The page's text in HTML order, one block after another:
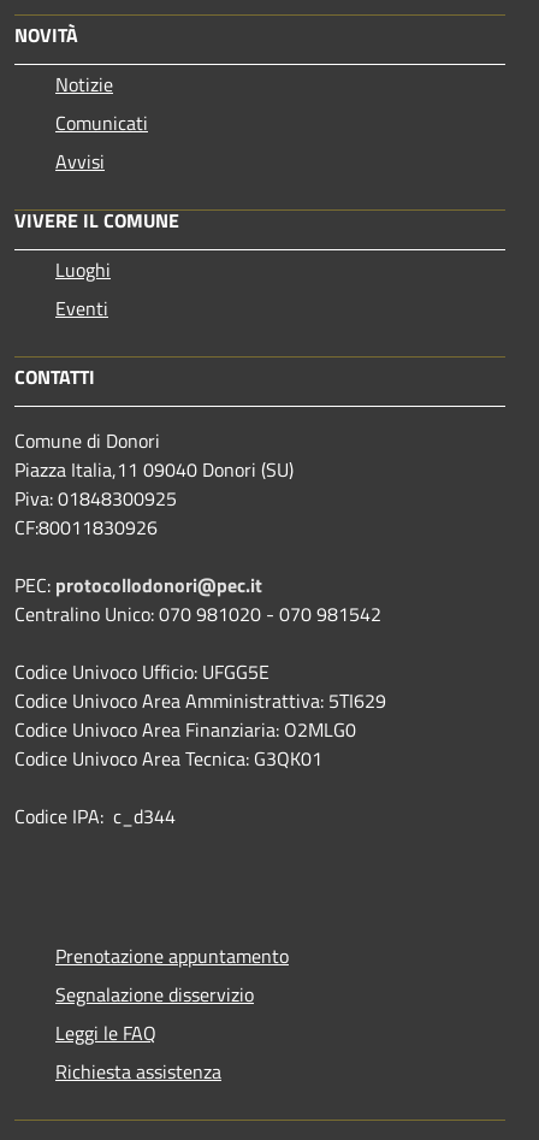
NOVITÀ
Notizie
Comunicati
Avvisi
VIVERE IL COMUNE
Luoghi
Eventi
CONTATTI
Comune di Donori
Piazza Italia,11 09040 Donori (SU)
Piva: 01848300925
CF:80011830926
PEC: protocollodonori@pec.it
Centralino Unico: 070 981020 - 070 981542
Codice Univoco Ufficio: UFGG5E
Codice Univoco Area Amministrattiva: 5TI629
Codice Univoco Area Finanziaria: O2MLG0
Codice Univoco Area Tecnica: G3QK01
Codice IPA: c_d344
Prenotazione appuntamento
Segnalazione disservizio
Leggi le FAQ
Richiesta assistenza